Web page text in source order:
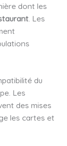
dont les
. Les
du
Les
des mises
les cartes et